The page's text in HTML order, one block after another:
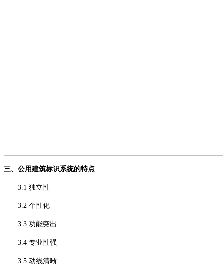
三、公用建筑标识系统的特点
3.1 独立性
3.2 个性化
3.3 功能突出
3.4 专业性强
3.5 动线清晰